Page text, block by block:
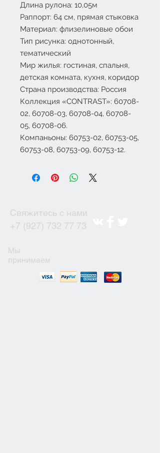
Длина рулона: 10,05м
Раппорт: 64 см, прямая стыковка
Материал: флизелиновые обои
Тип рисунка: однотонный,
тематический
Мир жилья: гостиная, спальня,
детская комната, кухня, коридор
Страна производства: Россия
Коллекция «CONTRAST»: 60708-
02, 60708-03, 60708-04, 60708-
05, 60708-06.
Компаньоны: 60753-02, 60753-05,
60753-08, 60753-09, 60753-12.
Свяжитесь с нами
+7 (927) 732 77 73
Мы
принимаем